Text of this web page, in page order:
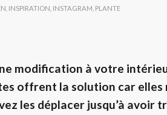
INSPIRATION INSTAGRAM PLANTE
modification à votre
offrent la solution car elles
les déplacer jusqu’à avoir